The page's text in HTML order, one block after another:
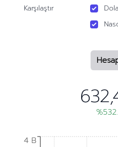
Karşılaştır
4 B
4 B